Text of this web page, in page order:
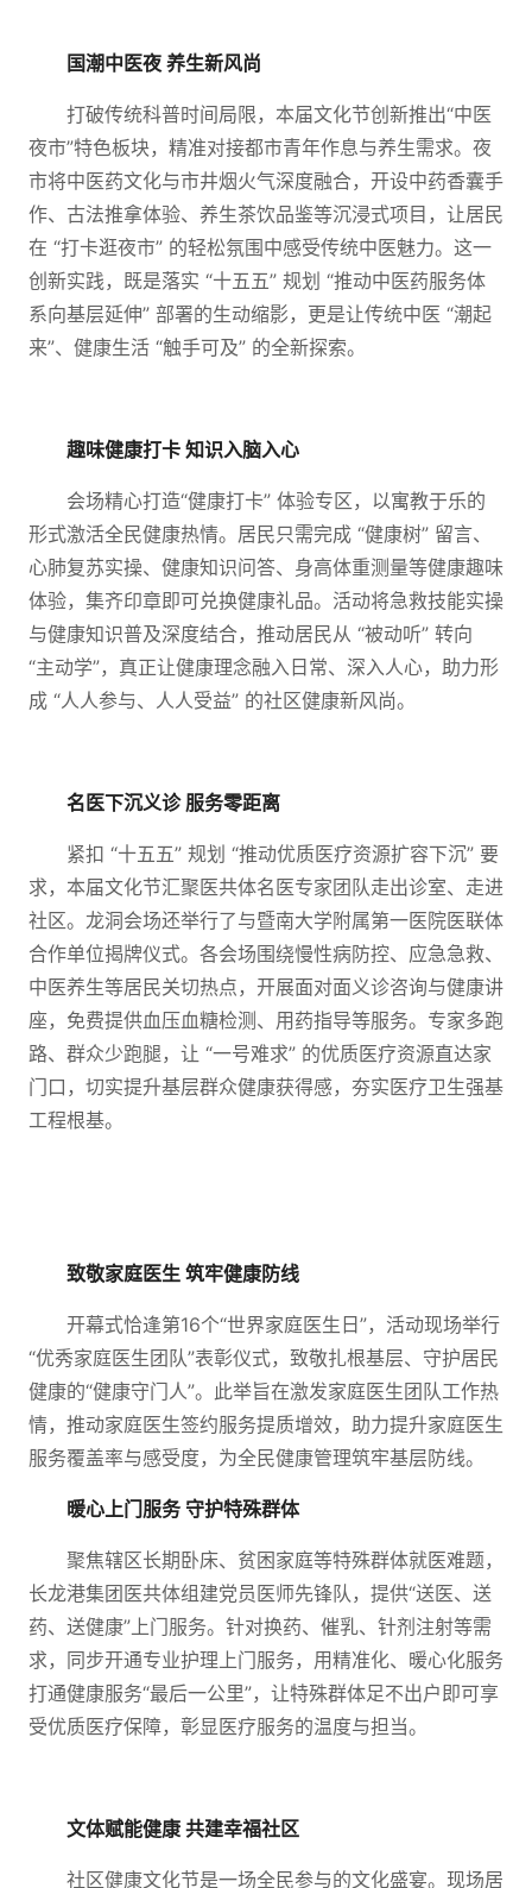
国潮中医夜 养生新风尚
打破传统科普时间局限，本届文化节创新推出“中医
夜市”特色板块，精准对接都市青年作息与养生需求。夜
市将中医药文化与市井烟火气深度融合，开设中药香囊手
作、古法推拿体验、养生茶饮品鉴等沉浸式项目，让居民
在 “打卡逛夜市” 的轻松氛围中感受传统中医魅力。这一
创新实践，既是落实 “十五五” 规划 “推动中医药服务体
系向基层延伸” 部署的生动缩影，更是让传统中医 “潮起
来”、健康生活 “触手可及” 的全新探索。
趣味健康打卡 知识入脑入心
会场精心打造“健康打卡” 体验专区，以寓教于乐的
形式激活全民健康热情。居民只需完成 “健康树” 留言、
心肺复苏实操、健康知识问答、身高体重测量等健康趣味
体验，集齐印章即可兑换健康礼品。活动将急救技能实操
与健康知识普及深度结合，推动居民从 “被动听” 转向
“主动学”，真正让健康理念融入日常、深入人心，助力形
成 “人人参与、人人受益” 的社区健康新风尚。
名医下沉义诊 服务零距离
紧扣 “十五五” 规划 “推动优质医疗资源扩容下沉” 要
求，本届文化节汇聚医共体名医专家团队走出诊室、走进
社区。龙洞会场还举行了与暨南大学附属第一医院医联体
合作单位揭牌仪式。各会场围绕慢性病防控、应急急救、
中医养生等居民关切热点，开展面对面义诊咨询与健康讲
座，免费提供血压血糖检测、用药指导等服务。专家多跑
路、群众少跑腿，让 “一号难求” 的优质医疗资源直达家
门口，切实提升基层群众健康获得感，夯实医疗卫生强基
工程根基。
致敬家庭医生 筑牢健康防线
开幕式恰逢第16个“世界家庭医生日”，活动现场举行
“优秀家庭医生团队”表彰仪式，致敬扎根基层、守护居民
健康的“健康守门人”。此举旨在激发家庭医生团队工作热
情，推动家庭医生签约服务提质增效，助力提升家庭医生
服务覆盖率与感受度，为全民健康管理筑牢基层防线。
暖心上门服务 守护特殊群体
聚焦辖区长期卧床、贫困家庭等特殊群体就医难题，
长龙港集团医共体组建党员医师先锋队，提供“送医、送
药、送健康”上门服务。针对换药、催乳、针剂注射等需
求，同步开通专业护理上门服务，用精准化、暖心化服务
打通健康服务“最后一公里”，让特殊群体足不出户即可享
受优质医疗保障，彰显医疗服务的温度与担当。
文体赋能健康 共建幸福社区
社区健康文化节是一场全民参与的文化盛宴。现场居